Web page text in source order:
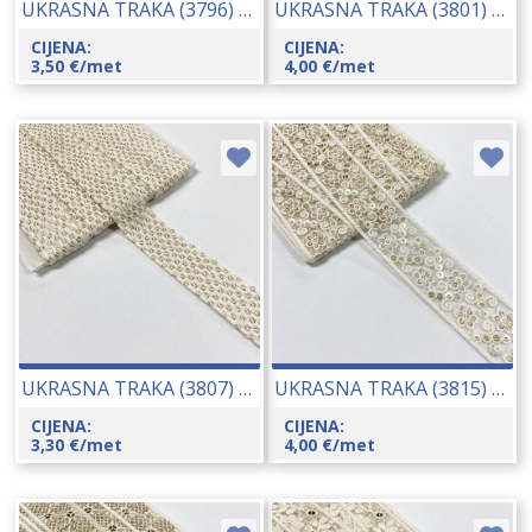
UKRASNA TRAKA (3796) CCA 28 MM 23019
CIJENA:
3,50 €/met
UKRASNA TRAKA (3801) CCA 40 MM 23017
CIJENA:
4,00 €/met
UKRASNA TRAKA (3807) CCA 28 MM 23020
CIJENA:
3,30 €/met
UKRASNA TRAKA (3815) CCA 40 MM 23010
CIJENA:
4,00 €/met